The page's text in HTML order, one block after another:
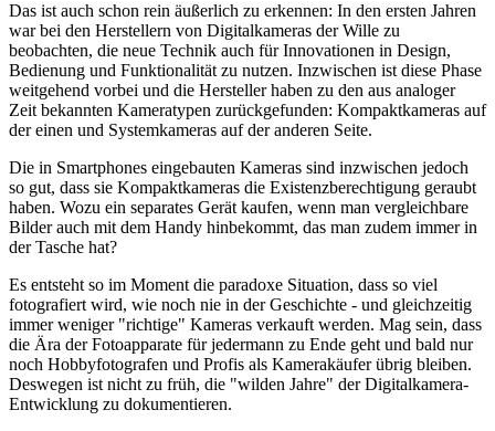
Das ist auch schon rein äußerlich zu erkennen: In den ersten Jahren
war bei den Herstellern von Digitalkameras der Wille zu
beobachten, die neue Technik auch für Innovationen in Design,
Bedienung und Funktionalität zu nutzen. Inzwischen ist diese Phase
weitgehend vorbei und die Hersteller haben zu den aus analoger
Zeit bekannten Kameratypen zurückgefunden: Kompaktkameras auf
der einen und Systemkameras auf der anderen Seite.
Die in Smartphones eingebauten Kameras sind inzwischen jedoch
so gut, dass sie Kompaktkameras die Existenzberechtigung geraubt
haben. Wozu ein separates Gerät kaufen, wenn man vergleichbare
Bilder auch mit dem Handy hinbekommt, das man zudem immer in
der Tasche hat?
Es entsteht so im Moment die paradoxe Situation, dass so viel
fotografiert wird, wie noch nie in der Geschichte - und gleichzeitig
immer weniger "richtige" Kameras verkauft werden. Mag sein, dass
die Ära der Fotoapparate für jedermann zu Ende geht und bald nur
noch Hobbyfotografen und Profis als Kamerakäufer übrig bleiben.
Deswegen ist nicht zu früh, die "wilden Jahre" der Digitalkamera-
Entwicklung zu dokumentieren.